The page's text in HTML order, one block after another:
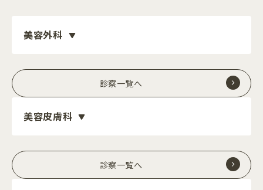
美容外科
診察一覧へ
美容皮膚科
診察一覧へ